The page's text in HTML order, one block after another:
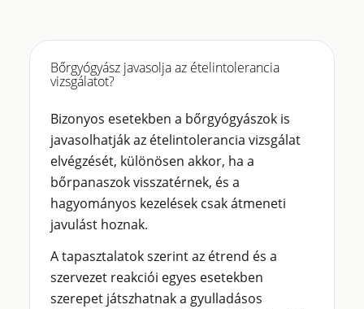
Bőrgyógyász javasolja az ételintolerancia
vizsgálatot?
Bizonyos esetekben a bőrgyógyászok is
javasolhatják az ételintolerancia vizsgálat
elvégzését, különösen akkor, ha a
bőrpanaszok visszatérnek, és a
hagyományos kezelések csak átmeneti
javulást hoznak.
A tapasztalatok szerint az étrend és a
szervezet reakciói egyes esetekben
szerepet játszhatnak a gyulladásos